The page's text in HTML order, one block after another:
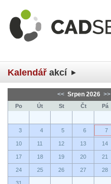
Kalendář akcí
<< Srpen 2026 >>
Po Út St Čt Pá
3 4 5 6 7
10 11 12 13 14
17 18 19 20 21
24 25 26 27 28
31